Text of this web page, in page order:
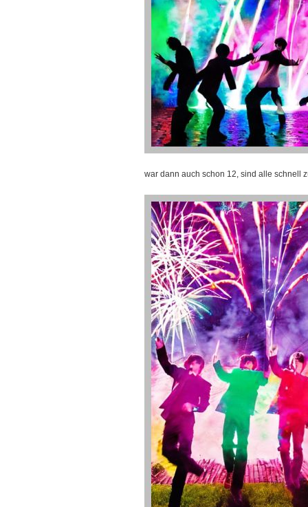
war dann auch schon 12, sind alle schnell